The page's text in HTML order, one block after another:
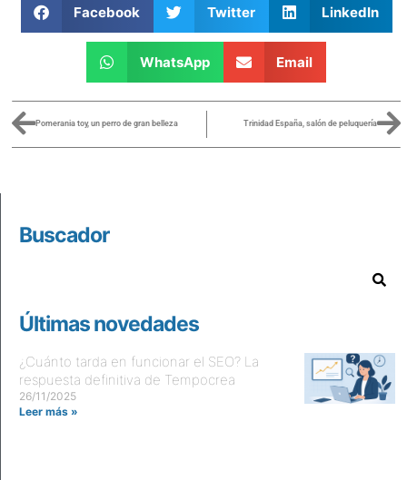
Facebook Twitter LinkedIn
WhatsApp Email
Pomerania toy, un perro de gran belleza Trinidad España, salón de peluquería
Buscador
Últimas novedades
¿Cuánto tarda en funcionar el SEO? La
respuesta definitiva de Tempocrea
26/11/2025
Leer más »